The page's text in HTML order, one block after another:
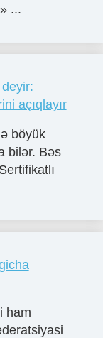
...
açıqlayır
böyük
bilər. Bəs
ham